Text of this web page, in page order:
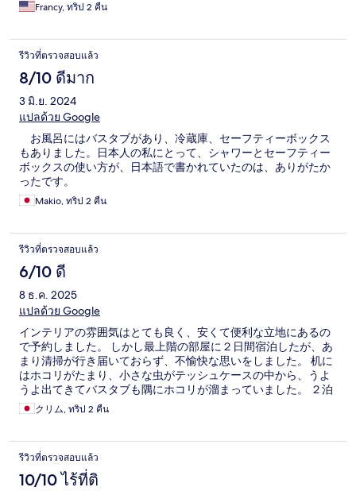
Francy, ทริป 2 คืน
รีวิวที่ตรวจสอบแล้ว
8/10 ดีมาก
3 มิ.ย. 2024
แปลด้วย Google
お風呂にはバスタブがあり、冷蔵庫、セーフティーボックス
もありました。日本人の私にとって、シャワーとセーフティー
ボックスの使い方が、日本語で書かれていたのは、ありがたか
ったです。
Makio, ทริป 2 คืน
รีวิวที่ตรวจสอบแล้ว
6/10 ดี
8 ธ.ค. 2025
แปลด้วย Google
インテリアの雰囲気はとても良く、安くて便利な立地にあるの
で予約しました。 しかし最上階の部屋に２日間宿泊したが、あ
まり清掃が行き届いておらず、不愉快な思いをしました。 机に
はホコリがたまり、小さな虫がテッシュケースの中から、うよ
うよ出てきてバスタブも隅にホコリが溜まっていました。 ２泊
目の１５時３０分に一旦ホテルの部屋に戻ってきたら、清掃ス
タッフに、でくわし 清掃に１０分かかると言われた。 戻って
クリム, ทริป 2 คืน
รีวิวที่ตรวจสอบแล้ว
10/10 ไร้ที่ติ